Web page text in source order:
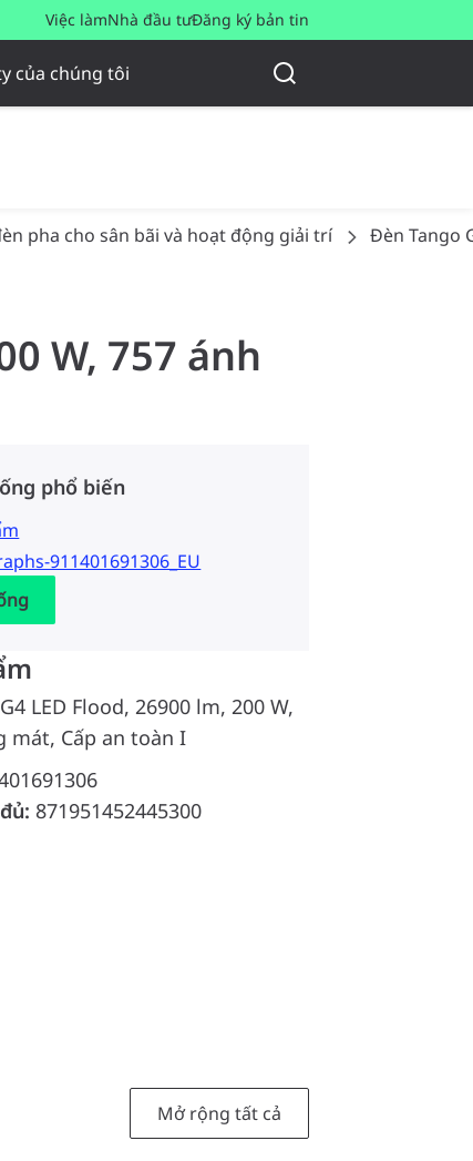
Việc làmNhà đầu tưĐăng ký bản tin
của chúng tôi
pha cho sân bãi và hoạt động giải trí Đèn Tango
W, 757 ánh
phổ biến
911401691306_EU
LED Flood, 26900 lm, 200 W,
mát, Cấp an toàn I
871951452445300
Mở rộng tất cả